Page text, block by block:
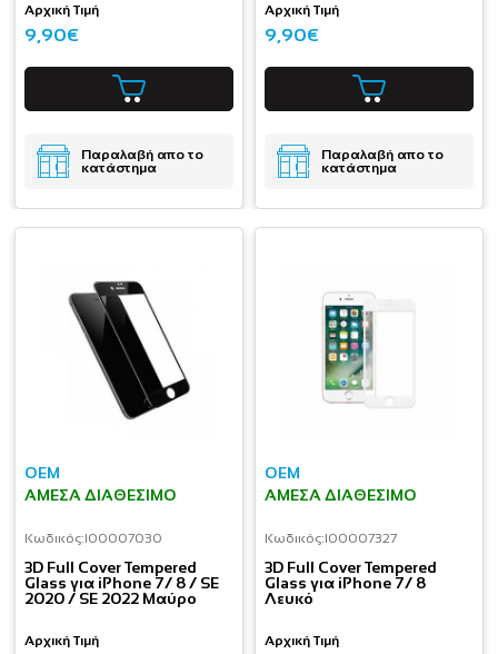
Αρχική Τιμή
9,90€
Παραλαβή απο το
κατάστημα
Αρχική Τιμή
9,90€
Παραλαβή απο το
κατάστημα
OEM
ΆΜΕΣΑ ΔΙΑΘΈΣΙΜΟ
Κωδικός:I00007030
3D Full Cover Tempered
Glass για iPhone 7/ 8 / SE
2020 / SE 2022 Μαύρο
Αρχική Τιμή
OEM
ΆΜΕΣΑ ΔΙΑΘΈΣΙΜΟ
Κωδικός:I00007327
3D Full Cover Tempered
Glass για iPhone 7/ 8
Λευκό
Αρχική Τιμή